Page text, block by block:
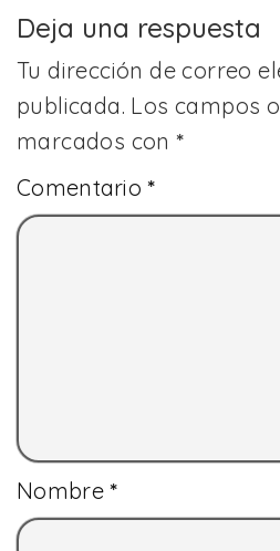
Deja una respuesta
Tu dirección de correo
publicada. Los campos
marcados con*
Comentario*
Nombre*